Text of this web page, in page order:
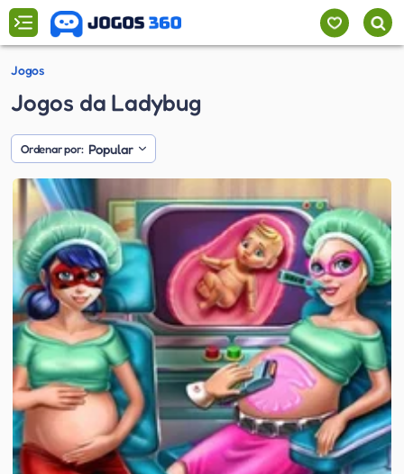
Jogos
Jogos da Ladybug
Ordenar por: Popular